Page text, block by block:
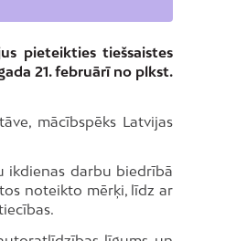
pieteikties tiešsaistes
21. februārī no plkst.
mācībspēks Latvijas
ikdienas darbu biedrībā
noteikto mērķi, līdz ar